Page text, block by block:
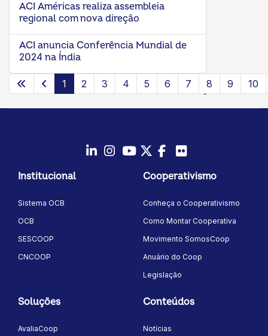
ACI Américas realiza assembleia
regional com nova direção
ACI anuncia Conferência Mundial de
2024 na Índia
Página 1 de 24
1 2 3 4 5 6 7 8 9 10
Instagram
YoutubeTwitter/X
Facebook
Institucional
Sistema OCB
OCB
SESCOOP
CNCOOP
Cooperativismo
Conheça o Cooperativismo
Como Montar Cooperativa
Movimento SomosCoop
Anuário do Coop
Legislação
Soluções
AvaliaCoop
Conteúdos
Notícias